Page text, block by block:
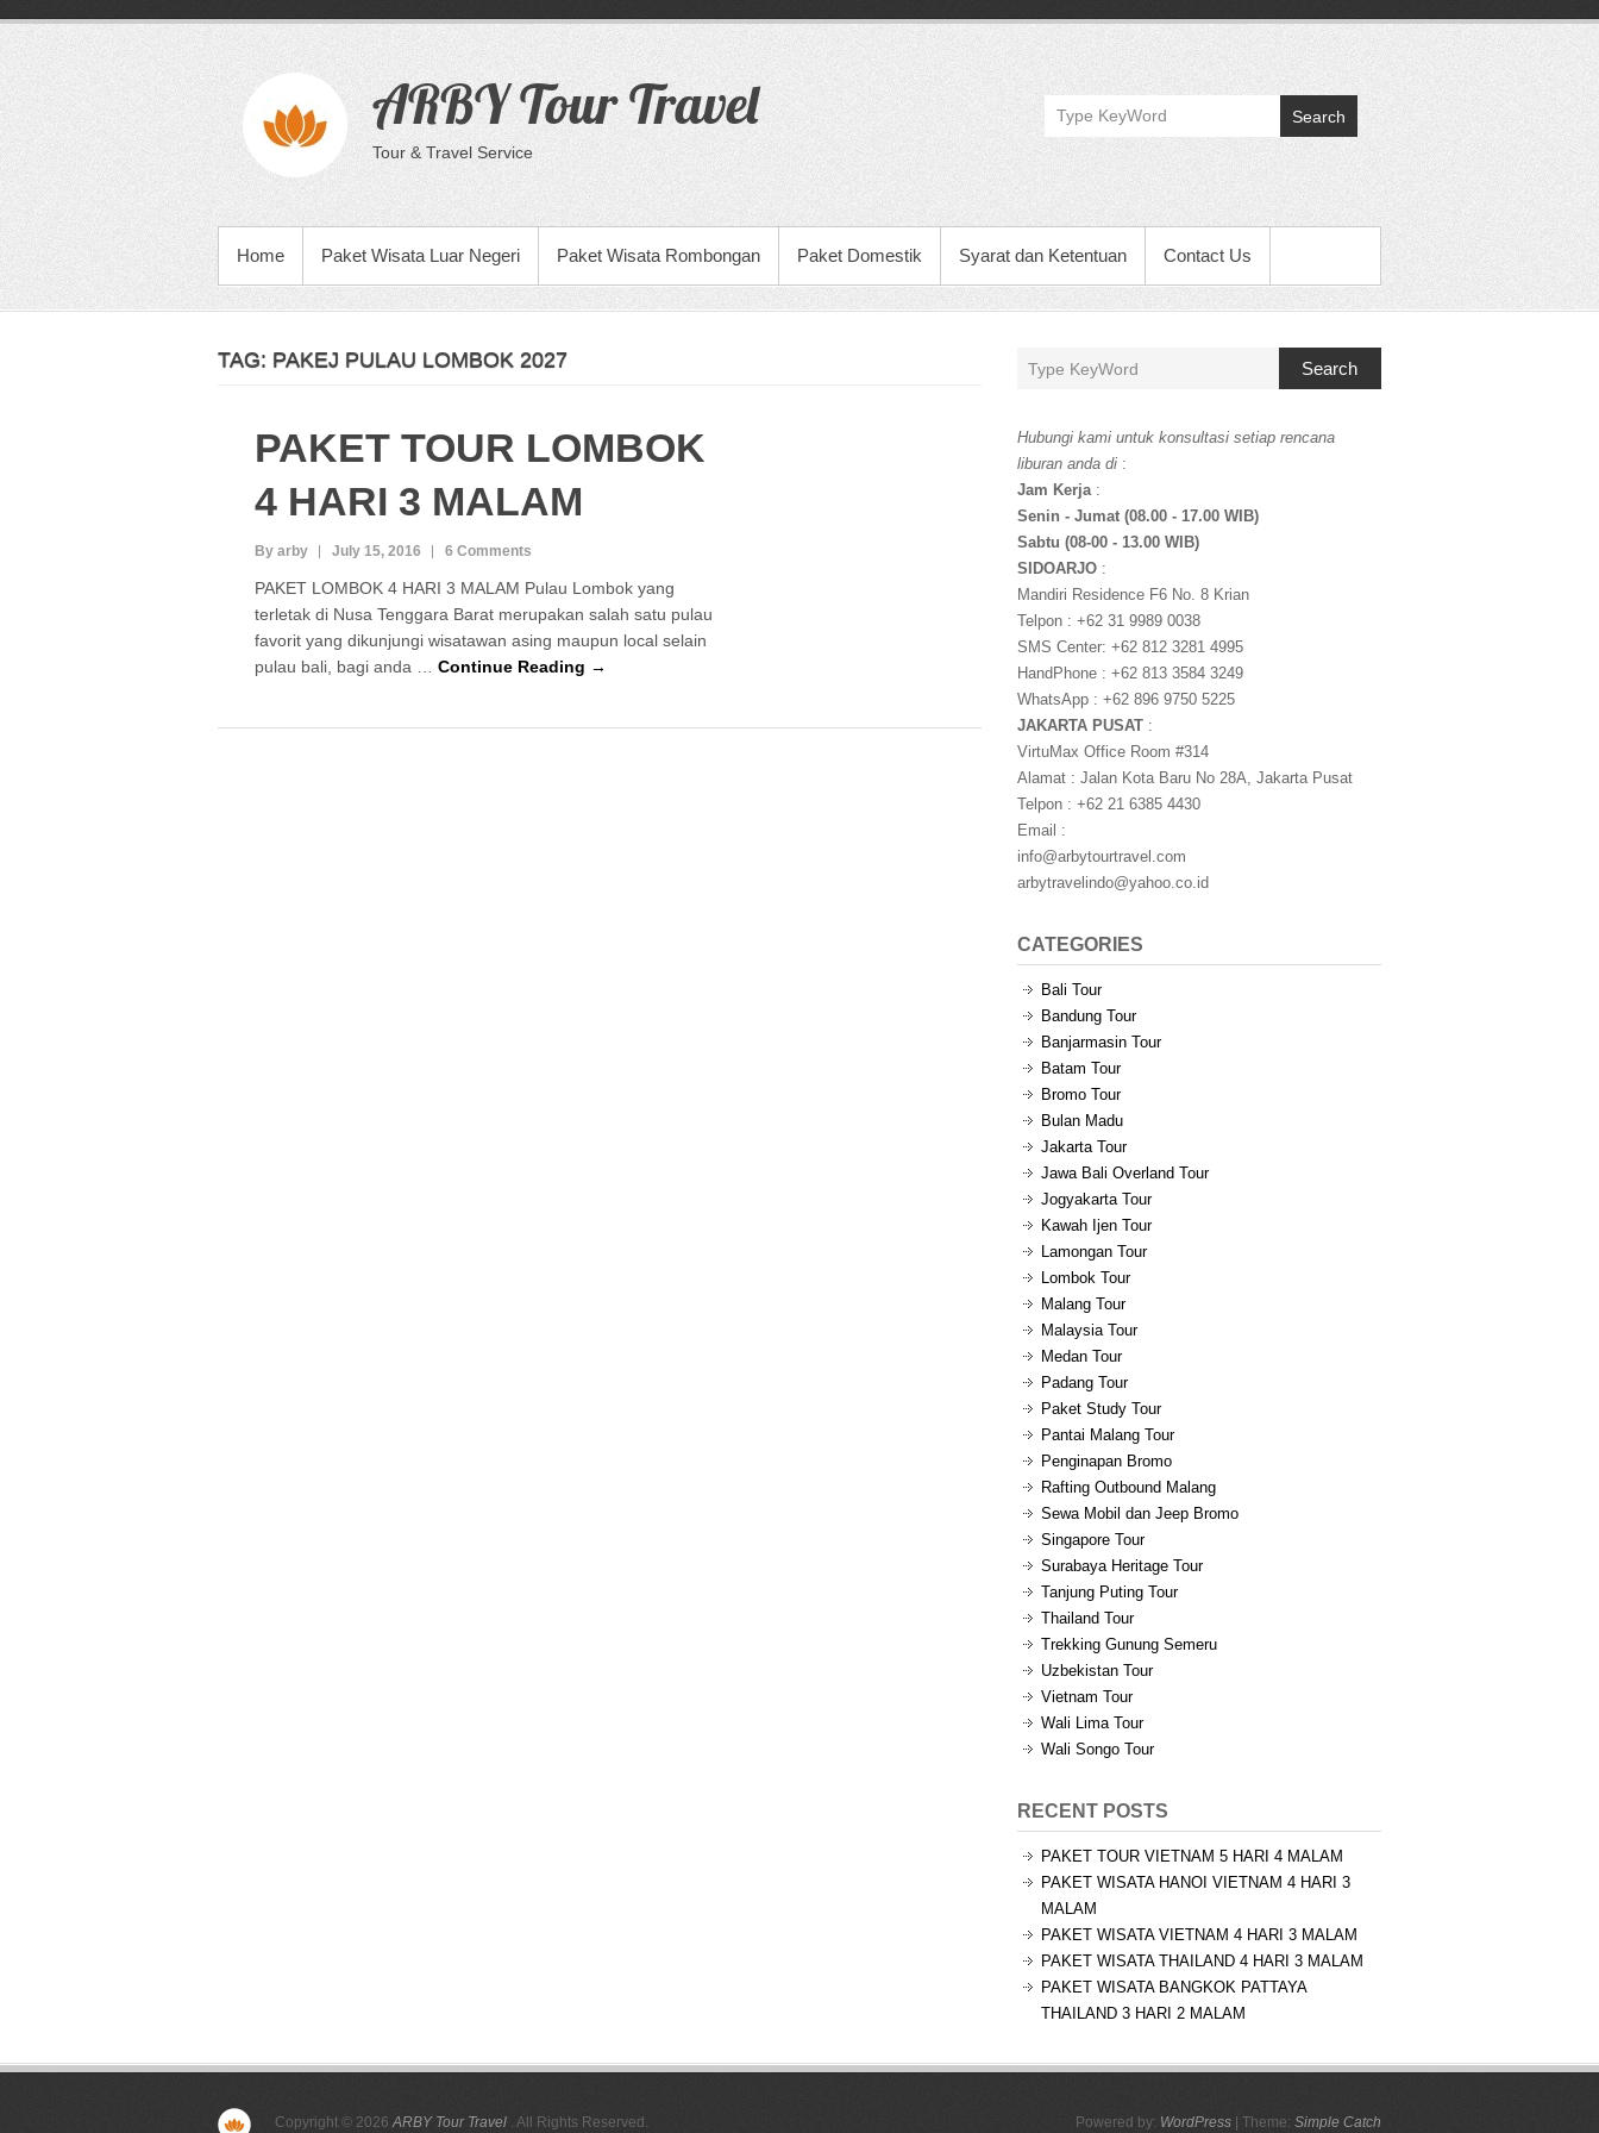
content
ARBY Tour Travel
Tour & Travel Service
Search
PRIMARY MENU
Home Paket Wisata Luar Negeri Paket Wisata Rombongan Paket Domestik Syarat dan Ketentuan Contact Us
TAG: PAKEJ PULAU LOMBOK 2027
PAKET TOUR LOMBOK
4 HARI 3 MALAM
By arby July 15, 2016 6 Comments
PAKET LOMBOK 4 HARI 3 MALAM Pulau Lombok yang
terletak di Nusa Tenggara Barat merupakan salah satu pulau
favorit yang dikunjungi wisatawan asing maupun local selain
pulau bali, bagi anda … Continue Reading →
Search
Hubungi kami untuk konsultasi setiap rencana
liburan anda di :
Jam Kerja:
Senin - Jumat (08.00 - 17.00 WIB)
Sabtu (08-00 - 13.00 WIB)
SIDOARJO:
Mandiri Residence F6 No. 8 Krian
Telpon : +62 31 9989 0038
SMS Center: +62 812 3281 4995
HandPhone : +62 813 3584 3249
WhatsApp : +62 896 9750 5225
JAKARTA PUSAT :
VirtuMax Office Room #314
Alamat : Jalan Kota Baru No 28A, Jakarta Pusat
Telpon : +62 21 6385 4430
Email :
info@arbytourtravel.com
arbytravelindo@yahoo.co.id
CATEGORIES
Bali Tour
Bandung Tour
Banjarmasin Tour
Batam Tour
Bromo Tour
Bulan Madu
Jakarta Tour
Jawa Bali Overland Tour
Jogyakarta Tour
Kawah Ijen Tour
Lamongan Tour
Lombok Tour
Malang Tour
Malaysia Tour
Medan Tour
Padang Tour
Paket Study Tour
Pantai Malang Tour
Penginapan Bromo
Rafting Outbound Malang
Sewa Mobil dan Jeep Bromo
Singapore Tour
Surabaya Heritage Tour
Tanjung Puting Tour
Thailand Tour
Trekking Gunung Semeru
Uzbekistan Tour
Vietnam Tour
Wali Lima Tour
Wali Songo Tour
RECENT POSTS
PAKET TOUR VIETNAM 5 HARI 4 MALAM
PAKET WISATA HANOI VIETNAM 4 HARI 3
MALAM
PAKET WISATA VIETNAM 4 HARI 3 MALAM
PAKET WISATA THAILAND 4 HARI 3 MALAM
PAKET WISATA BANGKOK PATTAYA
THAILAND 3 HARI 2 MALAM
Copyright © 2026ARBY Tour Travel . All Rights Reserved. Powered by: WordPress | Theme: Simple Catch